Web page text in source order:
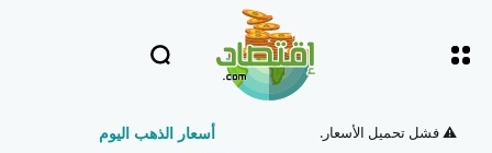
⚠️ فشل تحميل الأسعار. أسعار الذهب اليوم